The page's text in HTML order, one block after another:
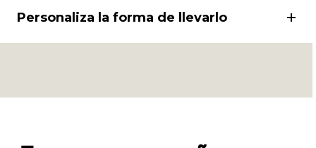
Personaliza la forma de llevarlo